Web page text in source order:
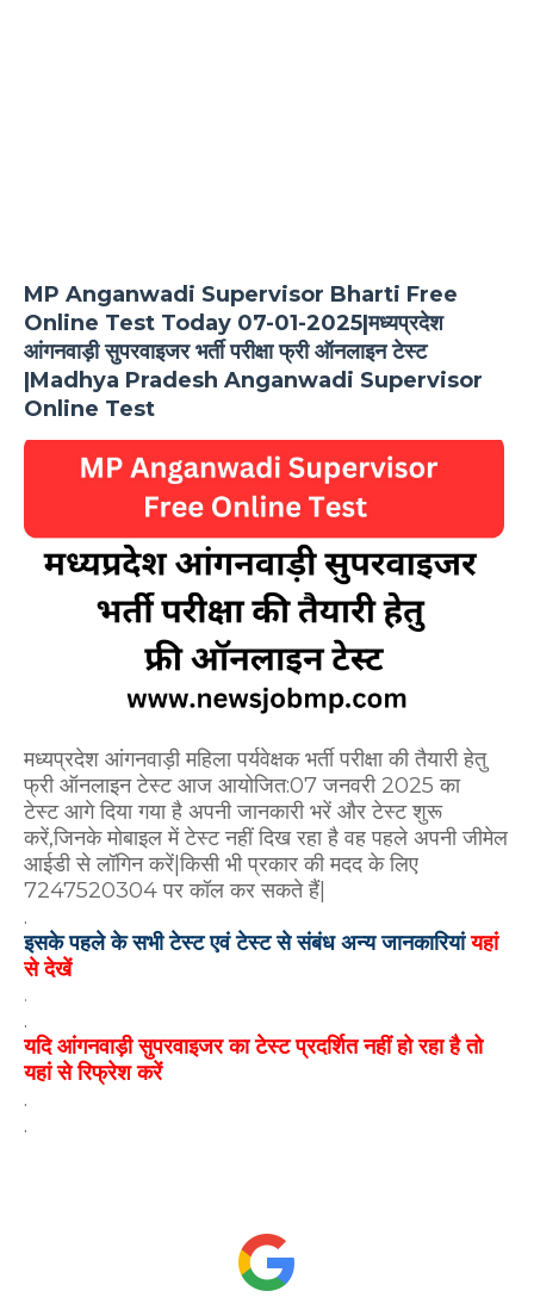
MP Anganwadi Supervisor Bharti Free
Online Test Today 07-01-2025|मध्यप्रदेश
आंगनवाड़ी सुपरवाइजर भर्ती परीक्षा फ्री ऑनलाइन टेस्ट
|Madhya Pradesh Anganwadi Supervisor
Online Test
मध्यप्रदेश आंगनवाड़ी महिला पर्यवेक्षक भर्ती परीक्षा की तैयारी हेतु
फ्री ऑनलाइन टेस्ट आज आयोजित:07 जनवरी 2025 का
टेस्टआगे दिया गया है अपनी जानकारी भरें और टेस्ट शुरू
करें,जिनके मोबाइल में टेस्ट नहीं दिख रहा है वह पहले अपनी जीमेल
आईडी से लॉगिन करें|किसी भी प्रकार की मदद के लिए
7247520304 पर कॉल कर सकते हैं|
.
इसके पहले के सभी टेस्ट एवं टेस्ट से संबंध अन्य जानकारियांयहां
से देखें
.
.
यदि आंगनवाड़ी सुपरवाइजर का टेस्ट प्रदर्शित नहीं हो रहा है तो
यहां से रिफ्रेश करें
.
.